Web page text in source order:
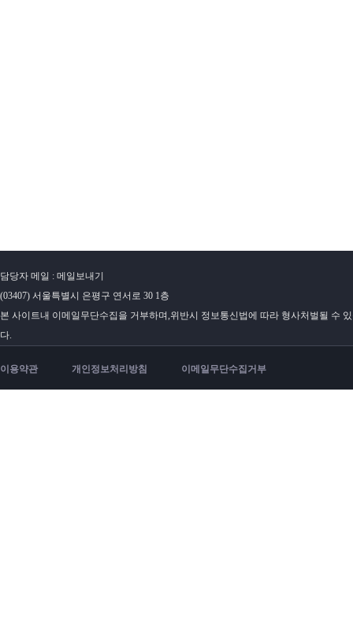
담당자 메일 : 메일보내기
(03407) 서울특별시 은평구 연서로 30 1층
본 사이트내 이메일무단수집을 거부하며,위반시 정보통신법에 따라 형사처벌될 수
다.
이용약관 개인정보처리방침 이메일무단수집거부